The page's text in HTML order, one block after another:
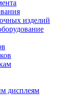
изделий
дисплеям